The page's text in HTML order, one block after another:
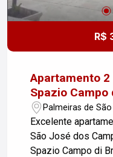
R$
Apartamento 2
Spazio Campo
com Vista Livre
Palmeiras de
Campos/SP
Excelente
São José dos
Spazio Campo di